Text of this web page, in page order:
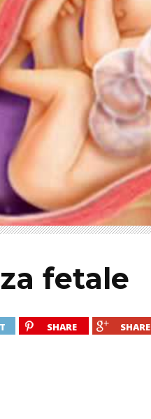
fetale
SHARE SHARE